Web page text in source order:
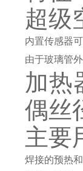
超级
内置传感器
由于玻璃管
加热
偶丝
主要
焊接的预热